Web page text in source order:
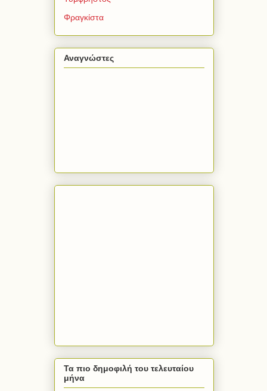
Φραγκίστα
Αναγνώστες
Τα πιο δημοφιλή του τελευταίου
μήνα